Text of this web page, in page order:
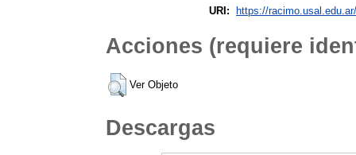
URI:
https://
Acciones (requiere
Ver Objeto
Descargas